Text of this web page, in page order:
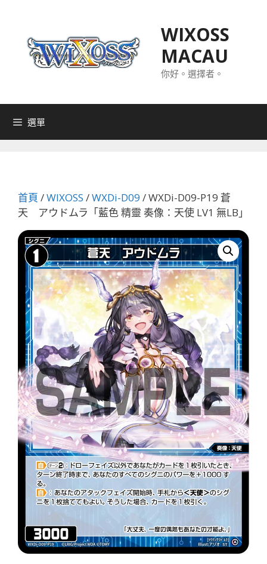
WIXOSS
MACAU
你好。選擇者。
選單
首頁 /WIXOSS /WXDi-D09 / WXDi-D09-P19 蒼
天 アウドムラ「藍色 精靈 奏像：天使 LV1 無LB」